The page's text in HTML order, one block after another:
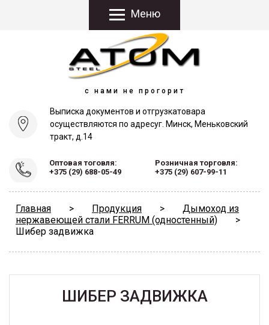
Меню
с нами не прогорит
Выписка документов и отгрузкатовара
осуществляются по адресуг. Минск, Меньковский
тракт, д.14
Оптовая тоговля:
+375 (29) 688-05-49
Розничная торговля:
+375 (29) 607-99-11
Главная > Продукция >
Дымоход из
нержавеющей стали FERRUM (одностенный)
>
Шибер задвижка
ШИБЕР ЗАДВИЖКА